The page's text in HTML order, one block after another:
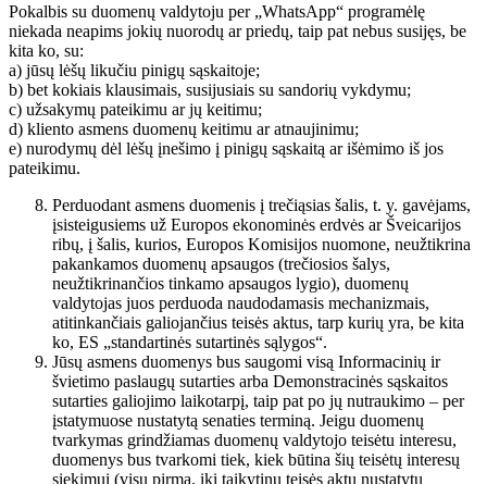
Pokalbis su duomenų valdytoju per „WhatsApp“ programėlę
niekada neapims jokių nuorodų ar priedų, taip pat nebus susijęs, be
kita ko, su:
a) jūsų lėšų likučiu pinigų sąskaitoje;
b) bet kokiais klausimais, susijusiais su sandorių vykdymu;
c) užsakymų pateikimu ar jų keitimu;
d) kliento asmens duomenų keitimu ar atnaujinimu;
e) nurodymų dėl lėšų įnešimo į pinigų sąskaitą ar išėmimo iš jos
pateikimu.
Perduodant asmens duomenis į trečiąsias šalis, t. y. gavėjams,
įsisteigusiems už Europos ekonominės erdvės ar Šveicarijos
ribų, į šalis, kurios, Europos Komisijos nuomone, neužtikrina
pakankamos duomenų apsaugos (trečiosios šalys,
neužtikrinančios tinkamo apsaugos lygio), duomenų
valdytojas juos perduoda naudodamasis mechanizmais,
atitinkančiais galiojančius teisės aktus, tarp kurių yra, be kita
ko, ES „standartinės sutartinės sąlygos“.
Jūsų asmens duomenys bus saugomi visą Informacinių ir
švietimo paslaugų sutarties arba Demonstracinės sąskaitos
sutarties galiojimo laikotarpį, taip pat po jų nutraukimo – per
įstatymuose nustatytą senaties terminą. Jeigu duomenų
tvarkymas grindžiamas duomenų valdytojo teisėtu interesu,
duomenys bus tvarkomi tiek, kiek būtina šių teisėtų interesų
siekimui (visų pirma, iki taikytinų teisės aktų nustatytų